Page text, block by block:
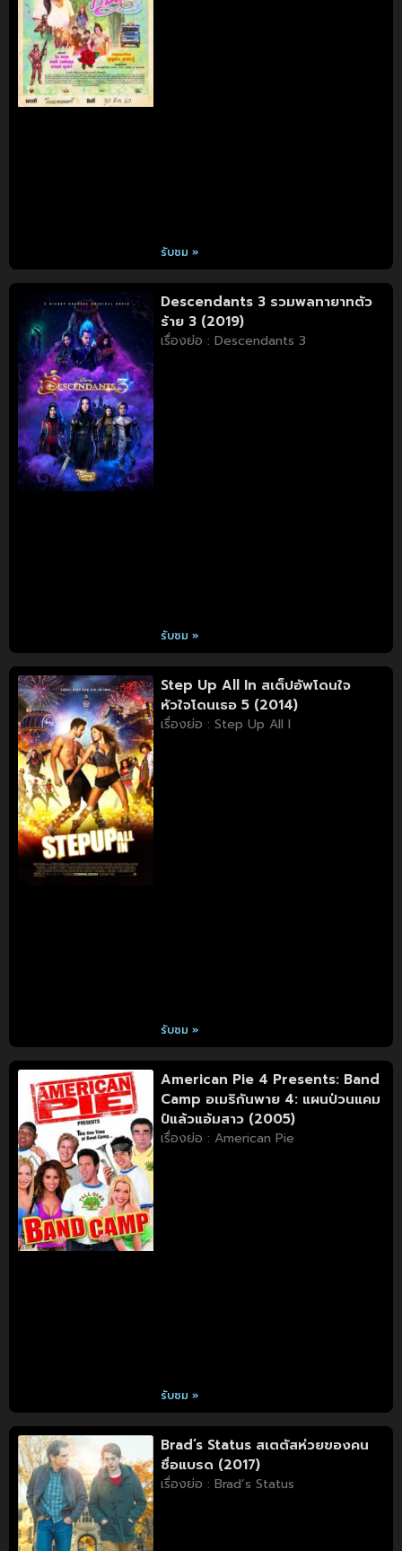
รับชม »
Descendants 3 รวมพลทายาทตัว
ร้าย 3 (2019)
เรื่องย่อ : Descendants 3
รับชม »
Step Up All In สเต็ปอัพโดนใจ
หัวใจโดนเธอ 5 (2014)
เรื่องย่อ : Step Up All I
รับชม »
American Pie 4 Presents: Band
Camp อเมริกันพาย 4: แผนป่วนแคม
ป์แล้วแอ้มสาว (2005)
เรื่องย่อ : American Pie
รับชม »
Brad’s Status สเตตัสห่วยของคน
ชื่อแบรด (2017)
เรื่องย่อ : Brad’s Status